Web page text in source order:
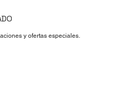
y ofertas especiales.